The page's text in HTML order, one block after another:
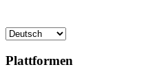
Plattformen